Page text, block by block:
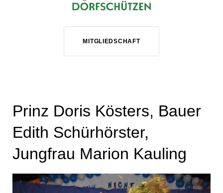
MITGLIEDSCHAFT
Prinz Doris Kösters, Bauer
Edith Schürhörster,
Jungfrau Marion Kauling